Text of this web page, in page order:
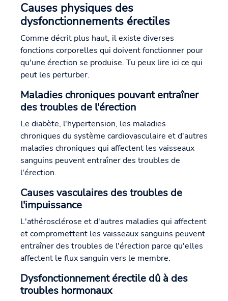
Causes physiques des
dysfonctionnements érectiles
Comme décrit plus haut, il existe diverses
fonctions corporelles qui doivent fonctionner pour
qu'une érection se produise. Tu peux lire ici ce qui
peut les perturber.
Maladies chroniques pouvant entraîner
des troubles de l'érection
Le diabète, l'hypertension, les maladies
chroniques du système cardiovasculaire et d'autres
maladies chroniques qui affectent les vaisseaux
sanguins peuvent entraîner des troubles de
l'érection.
Causes vasculaires des troubles de
l'impuissance
L'athérosclérose et d'autres maladies qui affectent
et compromettent les vaisseaux sanguins peuvent
entraîner des troubles de l'érection parce qu'elles
affectent le flux sanguin vers le membre.
Dysfonctionnement érectile dû à des
troubles hormonaux